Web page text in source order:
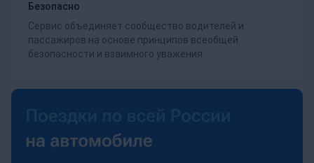
Безопасно
Сервис объединяет сообщество водителей и
пассажиров на основе принципов всеобщей
безопасности и взаимного уважения.